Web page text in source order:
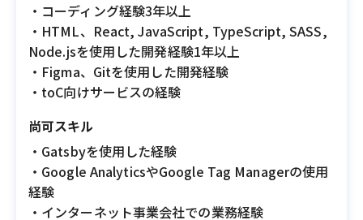
・コーディング経験3年以上
・HTML、React, JavaScript, TypeScript, SASS,
Node.jsを使用した開発経験1年以上
・Figma、Gitを使用した開発経験
・toC向けサービスの経験
尚可スキル
・Gatsbyを使用した経験
・Google AnalyticsやGoogle Tag Managerの使用
経験
・インターネット事業会社での業務経験